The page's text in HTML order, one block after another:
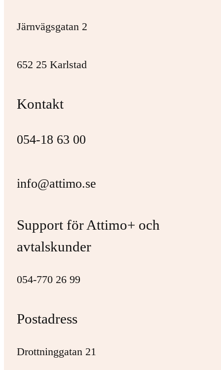
Järnvägsgatan 2
652 25 Karlstad
Kontakt
054-18 63 00
info@attimo.se
Support för Attimo+ och
avtalskunder
054-770 26 99
Postadress
Drottninggatan 21